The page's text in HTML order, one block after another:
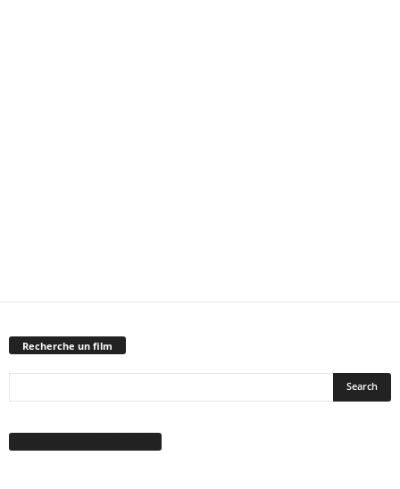
Recherche un film